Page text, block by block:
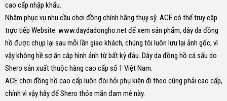
cao cấp nhập khẩu.
Nhằm phục vụ nhu cầu chơi đồng chính hãng thụy sỹ. ACE có thể truy cập
trực tiếp Website: www.daydadongho.netđể xem sản phẩm, dây da đồng
hồ được chụp lại sau mỗi lần giao khách, chúng tôi luôn lưu lại ảnh gốc, vì
vậy không hề sợ ăn cắp hình ảnh từ bất kỳ đâu. Dây da đồng hồ cá sấu do
Shero sản xuất thuộc hàng cao cấp số 1 Việt Nam.
ACE chơi đồng hồ cao cấp luôn đòi hỏi phụ kiện đi theo cũng phải cao cấp,
chính vì vậy hãy để Shero thỏa mãn đam mê này.